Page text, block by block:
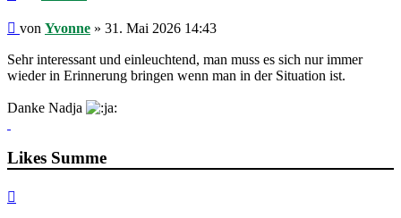
Beitrag
von Yvonne » 31. Mai 2026 14:43
Sehr interessant und einleuchtend, man muss es sich nur immer
wieder in Erinnerung bringen wenn man in der Situation ist.
Danke Nadja
Likes Summe